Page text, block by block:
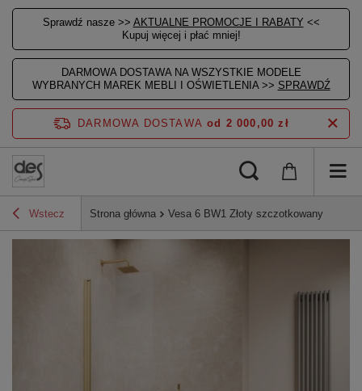
Sprawdź nasze >> AKTUALNE PROMOCJE I RABATY <<
Kupuj więcej i płać mniej!
DARMOWA DOSTAWA NA WSZYSTKIE MODELE
WYBRANYCH MAREK MEBLI I OŚWIETLENIA >> SPRAWDŹ
DARMOWA DOSTAWA od 2 000,00 zł
Wstecz Strona główna Vesa 6 BW1 Złoty szczotkowany